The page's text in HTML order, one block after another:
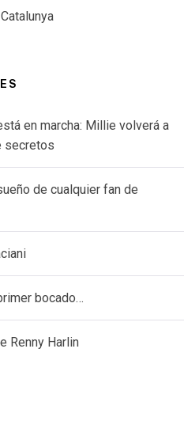
en marcha: Millie volverá a
secretos
de cualquier fan de
bocado…
Renny Harlin